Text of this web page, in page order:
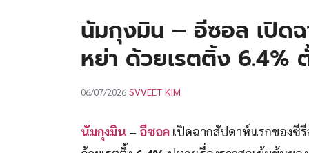
นัมกุงมิน – อีซอล เปิด
หย่า ด้วยเรตติ้ง 6.4%
06/07/2026 SVVEET KIM
นัมกุงมิน – อีซอล เปิดฉากสัปดาห์แรกของซี